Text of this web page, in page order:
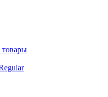
товары